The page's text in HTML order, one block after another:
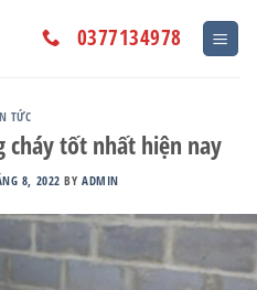
0377134978
TỨC
cháy tốt nhất hiện nay
8, 2022 BY ADMIN